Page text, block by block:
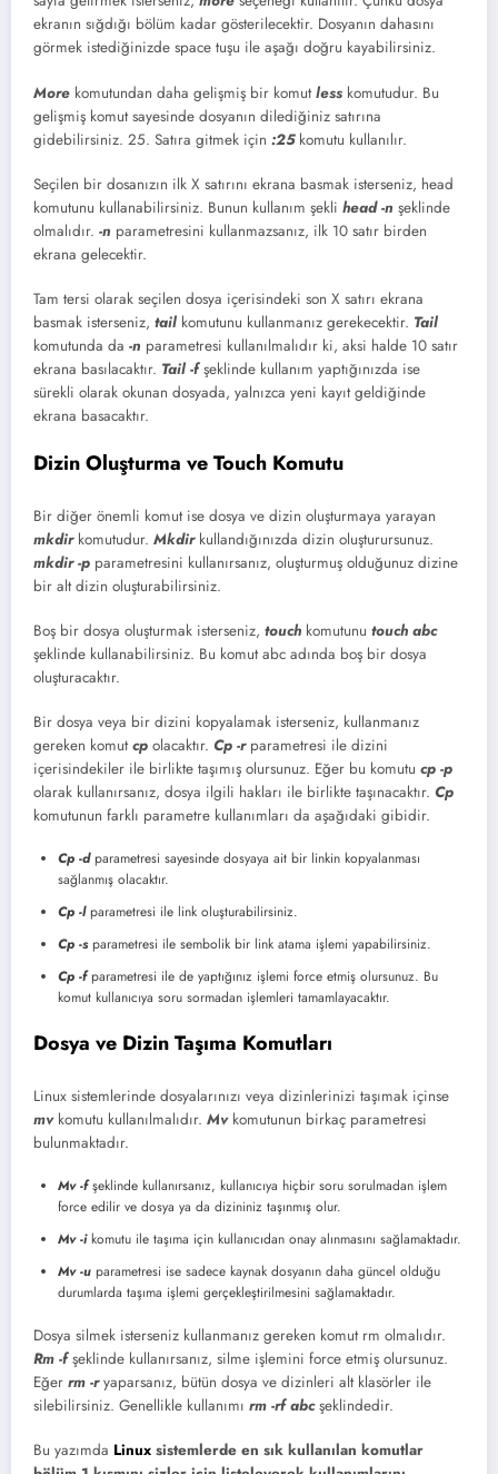
ekranın sığdığı bölüm kadar gösterilecektir. Dosyanın dahasını
görmek istediğinizde space tuşu ile aşağı doğru kayabilirsiniz.
More komutundan daha gelişmiş bir komutless komutudur. Bu
gelişmiş komut sayesinde dosyanın dilediğiniz satırına
gidebilirsiniz. 25. Satıra gitmek için :25komutu kullanılır.
Seçilen bir dosanızın ilk X satırını ekrana basmak isterseniz, head
komutunu kullanabilirsiniz. Bunun kullanım şekli head -n şeklinde
olmalıdır. -n parametresini kullanmazsanız, ilk 10 satır birden
ekrana gelecektir.
Tam tersi olarak seçilen dosya içerisindeki son X satırı ekrana
basmak isterseniz, tail komutunu kullanmanız gerekecektir. Tail
komutunda da -n parametresi kullanılmalıdır ki, aksi halde 10 satır
ekrana basılacaktır. Tail -fşeklinde kullanım yaptığınızda ise
sürekli olarak okunan dosyada, yalnızca yeni kayıt geldiğinde
ekrana basacaktır.
Dizin Oluşturma ve Touch Komutu
Bir diğer önemli komut ise dosya ve dizin oluşturmaya yarayan
mkdirkomutudur. Mkdirkullandığınızda dizin oluşturursunuz.
mkdir -p parametresini kullanırsanız, oluşturmuş olduğunuz dizine
bir alt dizin oluşturabilirsiniz.
Boş bir dosya oluşturmak isterseniz, touch komutunu touch abc
şeklinde kullanabilirsiniz. Bu komut abc adında boş bir dosya
oluşturacaktır.
Bir dosya veya bir dizini kopyalamak isterseniz, kullanmanız
gereken komutcp olacaktır. Cp -rparametresi ile dizini
içerisindekiler ile birlikte taşımış olursunuz. Eğer bu komutu cp -p
olarak kullanırsanız, dosya ilgili hakları ile birlikte taşınacaktır. Cp
komutunun farklı parametre kullanımları da aşağıdaki gibidir.
Cp -dparametresi sayesinde dosyaya ait bir linkin kopyalanması
sağlanmış olacaktır.
Cp -lparametresi ile link oluşturabilirsiniz.
Cp -sparametresi ile sembolik bir link atama işlemi yapabilirsiniz.
Cp -fparametresi ile de yaptığınız işlemi force etmiş olursunuz. Bu
komut kullanıcıya soru sormadan işlemleri tamamlayacaktır.
Dosya ve Dizin Taşıma Komutları
Linux sistemlerinde dosyalarınızı veya dizinlerinizi taşımak içinse
mvkomutu kullanılmalıdır. Mvkomutunun birkaç parametresi
bulunmaktadır.
Mv -fşeklinde kullanırsanız, kullanıcıya hiçbir soru sorulmadan işlem
force edilir ve dosya ya da dizininiz taşınmış olur.
Mv -ikomutu ile taşıma için kullanıcıdan onay alınmasını sağlamaktadır.
Mv -u parametresi ise sadece kaynak dosyanın daha güncel olduğu
durumlarda taşıma işlemi gerçekleştirilmesini sağlamaktadır.
Dosya silmek isterseniz kullanmanız gereken komut rm olmalıdır.
Rm -fşeklinde kullanırsanız, silme işlemini force etmiş olursunuz.
Eğer rm -ryaparsanız, bütün dosya ve dizinleri alt klasörler ile
silebilirsiniz. Genellikle kullanımı rm -rf abcşeklindedir.
Bu yazımda Linux sistemlerde en sık kullanılan komutlar